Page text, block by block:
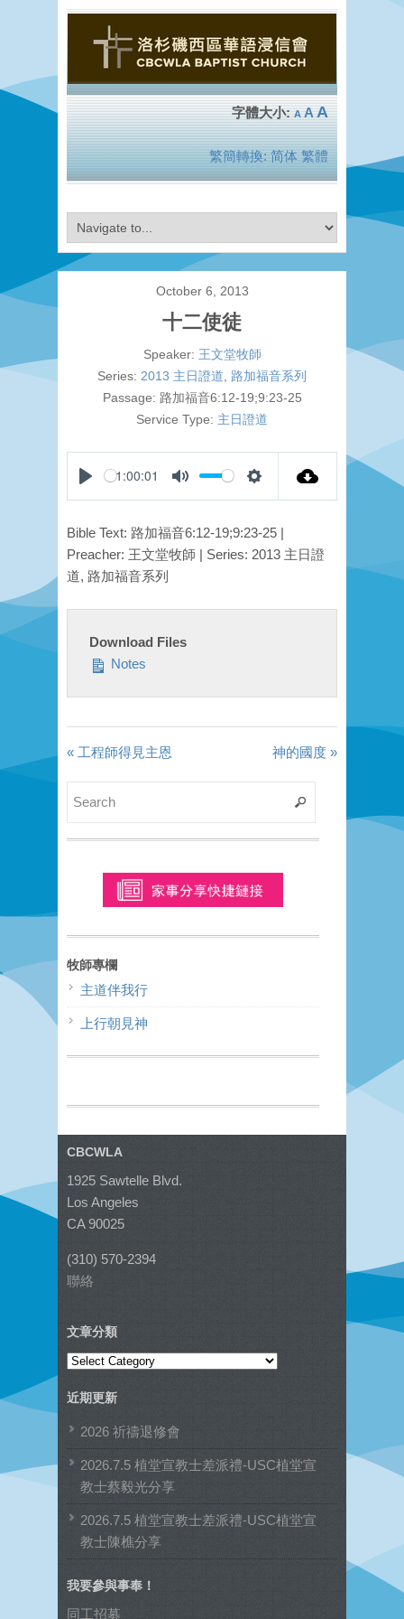
A A A
繁簡轉換: 简体 繁體
October 6, 2013
十二使徒
Speaker: 王文堂牧師
Series: 2013 主日證道
路加福音系列
Passage: 路加福音6:12-19;9:23-25
Service Type: 主日證道
Play
-1:00:01
Mute Settings
Bible Text: 路加福音6:12-19;9:23-25 |
Preacher: 王文堂牧師 | Series: 2013 主日證
道, 路加福音系列
Download Files
Notes
« 工程師得見主恩 神的國度 »
牧師專欄
主道伴我行
上行朝見神
CBCWLA
1925 Sawtelle Blvd.
Los Angeles
CA 90025
(310) 570-2394
聯絡
文章分類
文
分
類
近期更新
2026 祈禱退修會
2026.7.5 植堂宣教士差派禮-USC植堂宣
教士蔡毅光分享
2026.7.5 植堂宣教士差派禮-USC植堂宣
教士陳樵分享
我要參與事奉！
同工招募